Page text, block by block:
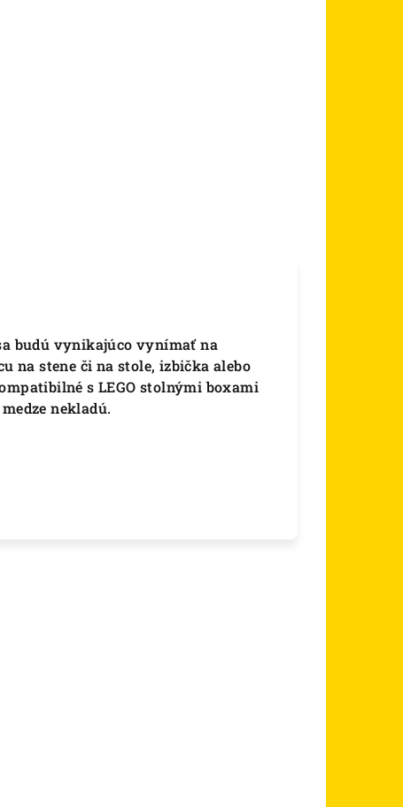
budú vynikajúco vynímať na
na stene či na stole, izbička alebo
s LEGO stolnými boxami
nekladú.